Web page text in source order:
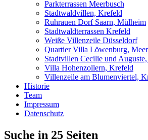
Parkterrassen Meerbusch
Stadtwaldvillen, Krefeld
Ruhrauen Dorf Saarn, Mülheim
Stadtwaldterrassen Krefeld
Weiße Villenzeile Düsseldorf
Quartier Villa Löwenburg,
Stadtvillen Cecilie und
Villa Hohenzollern, Krefeld
Villenzeile am Blumenviertel,
Historie
Team
Impressum
Datenschutz
Suche in 25 Seiten